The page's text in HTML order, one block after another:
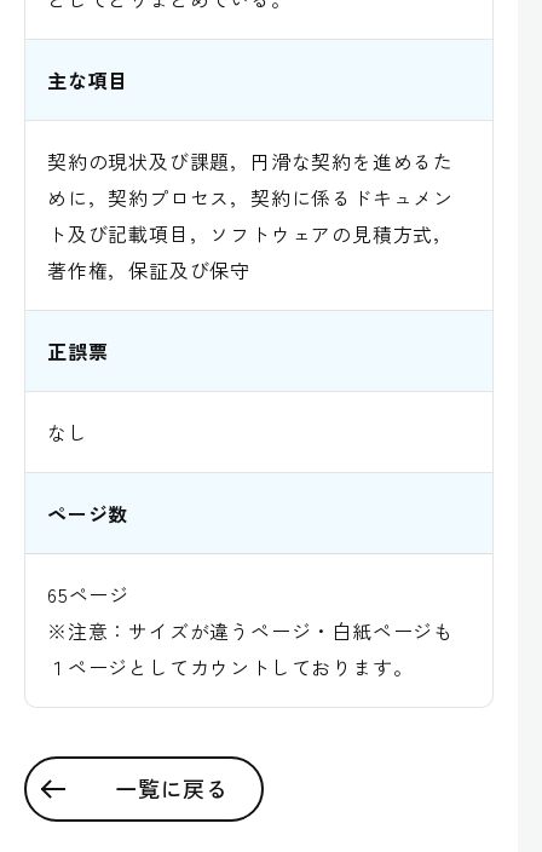
主な項目
契約の現状及び課題，円滑な契約を進めるた
めに，契約プロセス，契約に係るドキュメン
ト及び記載項目，ソフトウェアの見積方式，
著作権，保証及び保守
正誤票
なし
ページ数
65ページ
※注意：サイズが違うページ・白紙ページも
１ページとしてカウントしております。
一覧に戻る